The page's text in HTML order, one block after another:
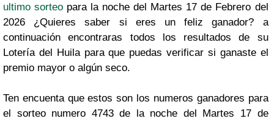
ultimo sorteo para la noche del Martes 17 de Febrero del
2026 ¿Quieres saber si eres un feliz ganador? a
continuación encontraras todos los resultados de su
Lotería del Huila para que puedas verificar si ganaste el
premio mayor o algún seco.
Ten encuenta que estos son los numeros ganadores para
el sorteo numero 4743 de la noche del Martes 17 de